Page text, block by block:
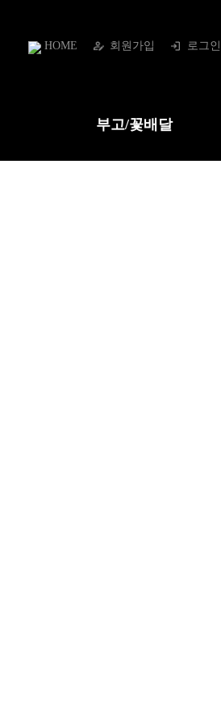
HOME 회원가입 로그인
부고/꽃배달